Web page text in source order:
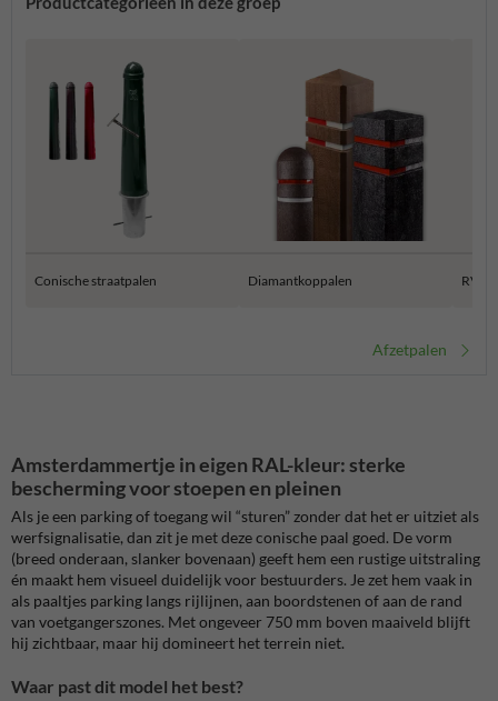
Conische straatpalen Diamantkoppalen RVS
Afzetpalen
Amsterdammertje in eigen RAL-kleur: sterke
bescherming voor stoepen en pleinen
Als je een parking of toegang wil “sturen” zonder dat het er uitziet als
werfsignalisatie, dan zit je met deze conische paal goed. De vorm
(breed onderaan, slanker bovenaan) geeft hem een rustige uitstraling
én maakt hem visueel duidelijk voor bestuurders. Je zet hem vaak in
als paaltjes parking langs rijlijnen, aan boordstenen of aan de rand
van voetgangerszones. Met ongeveer 750 mm boven maaiveld blijft
hij zichtbaar, maar hij domineert het terrein niet.
Waar past dit model het best?